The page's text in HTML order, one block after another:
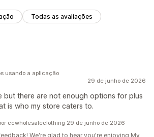
Todas as avaliações
29 de junho de 2026
but there are not enough options for plus
is who my store caters to.
usando a aplicação
ccwholesaleclothing 29 de junho de 2026
We're glad to hear you're enjoying My